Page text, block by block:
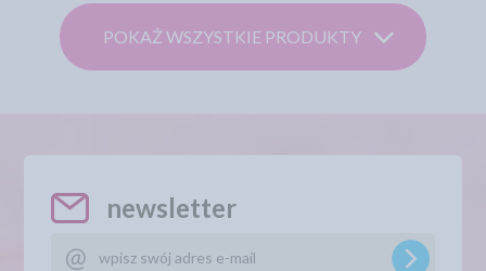
POKAŻ WSZYSTKIE PRODUKTY
newsletter